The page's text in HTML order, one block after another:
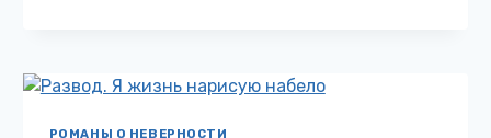
РОМАНЫ О НЕВЕРНОСТИ